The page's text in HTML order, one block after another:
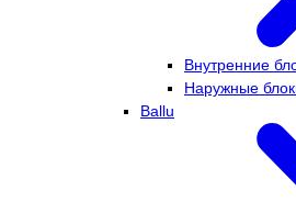
Внутренние
Наружные
Ballu